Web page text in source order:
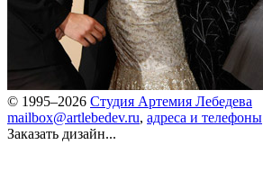
© 1995–2026 Студия Артемия Лебедева
mailbox@artlebedev.ru, адреса и телефоны
Заказать дизайн...